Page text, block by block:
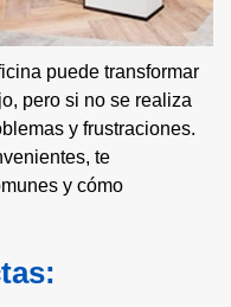
puede transformar
pero si no se realiza
y frustraciones.
te
y cómo